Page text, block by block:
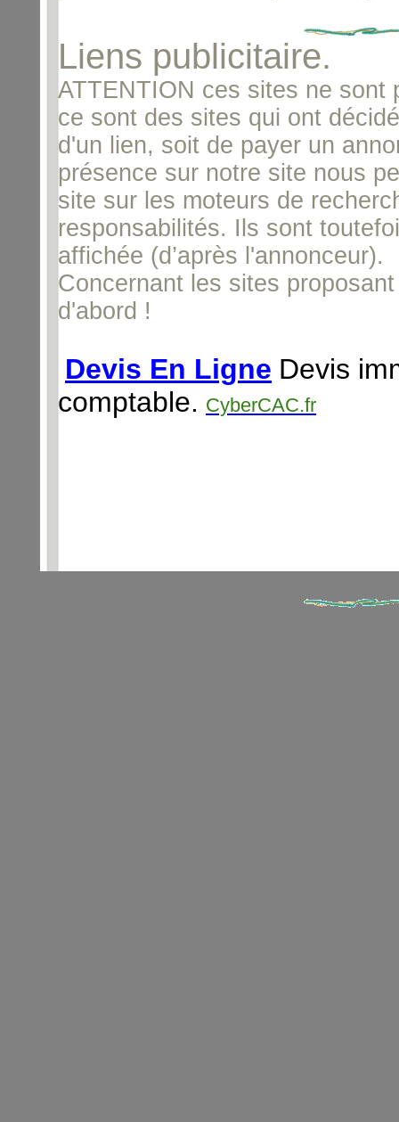
Liens publicitaire.
ATTENTION ces sites ne sont
ce sont des sites qui ont
d'un lien, soit de payer un
présence sur notre site nous
site sur les moteurs de
responsabilités. Ils sont
affichée (d’après l'annonceur).
Concernant les sites
d'abord !
Devis En Ligne Devis
comptable. CyberCAC.fr